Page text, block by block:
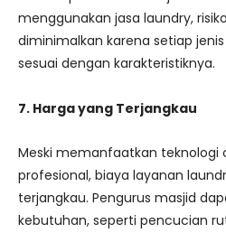
menggunakan jasa laundry,
diminimalkan karena setiap
sesuai dengan karakteristiknya.
7. Harga yang Terjangkau
Meski memanfaatkan teknologi
profesional, biaya layanan
terjangkau. Pengurus masjid
kebutuhan, seperti pencucian